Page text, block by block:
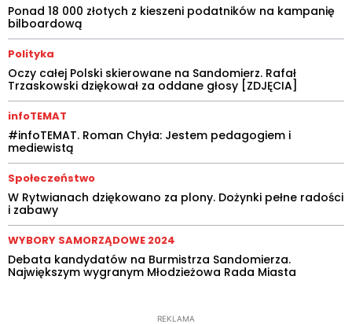
Ponad 18 000 złotych z kieszeni podatników na kampanię
bilboardową
Polityka
Oczy całej Polski skierowane na Sandomierz. Rafał
Trzaskowski dziękował za oddane głosy [ZDJĘCIA]
infoTEMAT
#infoTEMAT. Roman Chyła: Jestem pedagogiem i
mediewistą
Społeczeństwo
W Rytwianach dziękowano za plony. Dożynki pełne radości
i zabawy
WYBORY SAMORZĄDOWE 2024
Debata kandydatów na Burmistrza Sandomierza.
Największym wygranym Młodzieżowa Rada Miasta
REKLAMA